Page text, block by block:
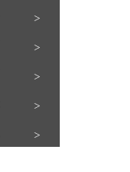
>
>
>
>
>